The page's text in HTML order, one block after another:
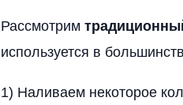
Рассмотрим
используется в
1) Наливаем некоторое